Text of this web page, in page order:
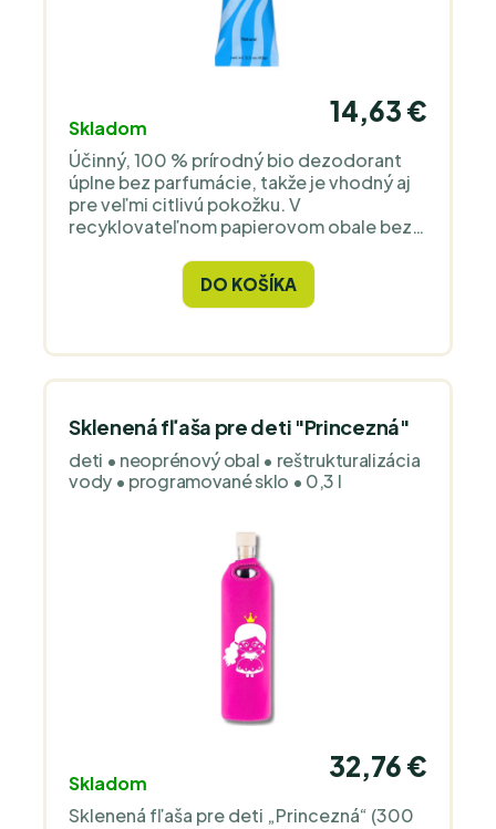
Skladom
14,63 €
Účinný, 100 % prírodný bio dezodorant
úplne bez parfumácie, takže je vhodný aj
pre veľmi citlivú pokožku. V
recyklovateľnom papierovom obale bez
DO KOŠÍKA
Sklenená fľaša pre deti "Princezná"
deti • neoprénový obal • reštrukturalizácia
vody • programované sklo • 0,3 l
Skladom
32,76 €
Sklenená fľaša pre deti „Princezná“ (300